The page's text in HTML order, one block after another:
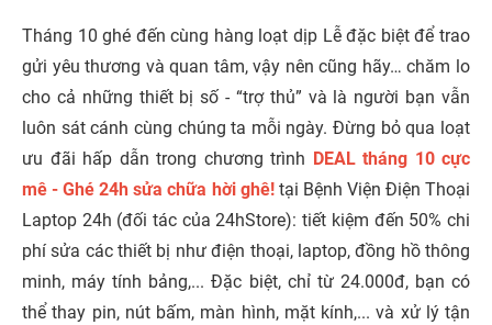
Tháng 10 ghé đến cùng hàng loạt dịp Lễ đặc biệt để trao
gửi yêu thương và quan tâm, vậy nên cũng hãy… chăm lo
cho cả những thiết bị số - “trợ thủ” và là người bạn vẫn
luôn sát cánh cùng chúng ta mỗi ngày. Đừng bỏ qua loạt
ưu đãi hấp dẫn trong chương trình DEAL tháng 10 cực
mê - Ghé 24h sửa chữa hời ghê!tại Bệnh Viện Điện Thoại
Laptop 24h (đối tác của 24hStore): tiết kiệm đến 50% chi
phí sửa các thiết bị như điện thoại, laptop, đồng hồ thông
minh, máy tính bảng,... Đặc biệt, chỉ từ 24.000đ, bạn có
thể thay pin, nút bấm, màn hình, mặt kính,... và xử lý tận